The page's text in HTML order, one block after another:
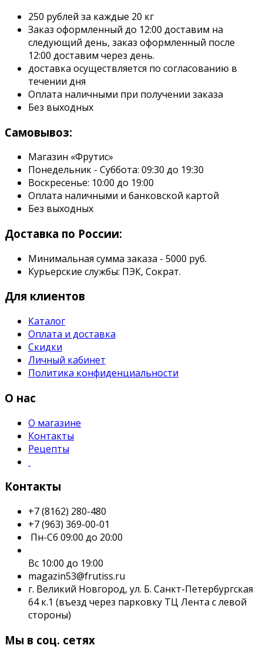
250 рублей за каждые 20 кг
Заказ оформленный до 12:00 доставим на
следующий день, заказ оформленный после
12:00 доставим через день.
доставка осуществляется по согласованию в
течении дня
Оплата наличными при получении заказа
Без выходных
Самовывоз:
Магазин «Фрутис»
Понедельник - Суббота: 09:30 до 19:30
Воскресенье: 10:00 до 19:00
Оплата наличными и банковской картой
Без выходных
Доставка по России:
Минимальная сумма заказа - 5000 руб.
Курьерские службы: ПЭК, Сократ.
Для клиентов
Каталог
Оплата и доставка
Скидки
Личный кабинет
Политика конфиденциальности
О нас
О магазине
Контакты
Рецепты
Контакты
+7 (8162) 280-480
+7 (963) 369-00-01
Пн-Сб 09:00 до 20:00
Вс 10:00 до 19:00
magazin53@frutiss.ru
г. Великий Новгород, ул. Б. Санкт-Петербургская
64 к.1 (въезд через парковку ТЦ Лента с левой
стороны)
Мы в соц. сетях